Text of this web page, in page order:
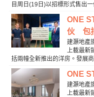
目周日(19日)以招標形式售出一
ONE
伙 包
建灝地產
上載最
括兩幢全新推出的洋房。發展商
ONE
建灝地產
上載最